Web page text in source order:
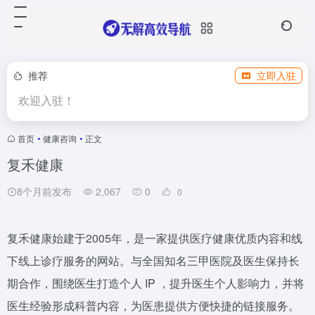
推荐 立即入驻
欢迎入驻！
首页 • 健康咨询 • 正文
复禾健康
8个月前发布 2,067 0 0
复禾健康始建于2005年，是一家提供医疗健康优质内容和线
下线上诊疗服务的网站。与全国知名三甲医院及医生保持长
期合作，围绕医生打造个人 IP ，提升医生个人影响力，并将
医生经验形成科普内容，为医患提供方便快捷的链接服务。